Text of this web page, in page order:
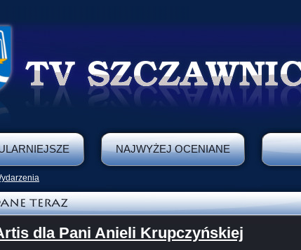
NAJWYŻEJ OCENIANE
dla Pani Anieli Krupczyńskiej